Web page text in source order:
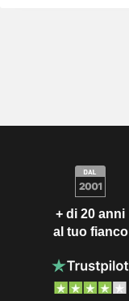
+ di 20 anni
al tuo fianco